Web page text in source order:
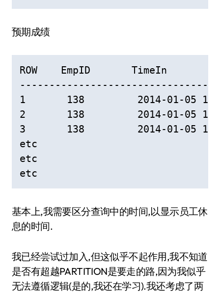
预期成绩
ROW    EmpID       TimeIn
1       138         2014-01-05
2       138         2014-01-05
3       138         2014-01-05
etc
etc
etc
基本上,我需要区分查询中的时间,以显示员工休
息的时间.
我已经尝试过加入,但这似乎不起作用,我不知道
是否有超越PARTITION是要走的路,因为我似乎
无法遵循逻辑(是的,我还在学习).我还考虑了两